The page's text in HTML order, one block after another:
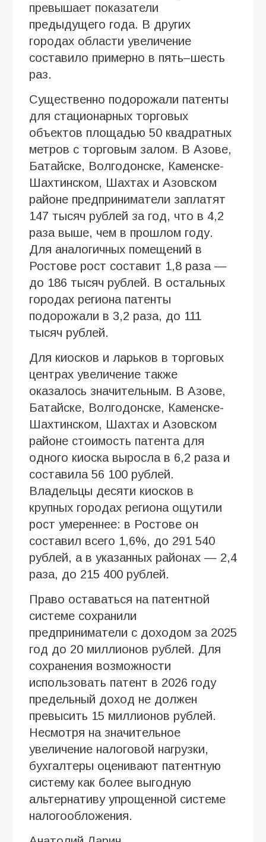
превышает показатели
предыдущего года. В других
городах области увеличение
составило примерно в пять–шесть
раз.
Существенно подорожали патенты
для стационарных торговых
объектов площадью 50 квадратных
метров с торговым залом. В Азове,
Батайске, Волгодонске, Каменске-
Шахтинском, Шахтах и Азовском
районе предприниматели заплатят
147 тысяч рублей за год, что в 4,2
раза выше, чем в прошлом году.
Для аналогичных помещений в
Ростове рост составит 1,8 раза —
до 186 тысяч рублей. В остальных
городах региона патенты
подорожали в 3,2 раза, до 111
тысяч рублей.
Для киосков и ларьков в торговых
центрах увеличение также
оказалось значительным. В Азове,
Батайске, Волгодонске, Каменске-
Шахтинском, Шахтах и Азовском
районе стоимость патента для
одного киоска выросла в 6,2 раза и
составила 56 100 рублей.
Владельцы десяти киосков в
крупных городах региона ощутили
рост умереннее: в Ростове он
составил всего 1,6%, до 291 540
рублей, а в указанных районах — 2,4
раза, до 215 400 рублей.
Право оставаться на патентной
системе сохранили
предприниматели с доходом за 2025
год до 20 миллионов рублей. Для
сохранения возможности
использовать патент в 2026 году
предельный доход не должен
превысить 15 миллионов рублей.
Несмотря на значительное
увеличение налоговой нагрузки,
бухгалтеры оценивают патентную
систему как более выгодную
альтернативу упрощенной системе
налогообложения.